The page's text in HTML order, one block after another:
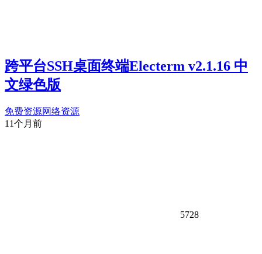
跨平台SSH桌面终端Electerm v2.1.16 中
文绿色版
免费资源网络资源
11个月前
5728